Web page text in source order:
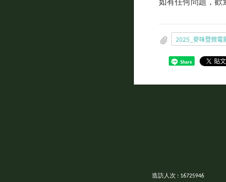
如有任何問題，歡
Share
造訪人次 : 16725946